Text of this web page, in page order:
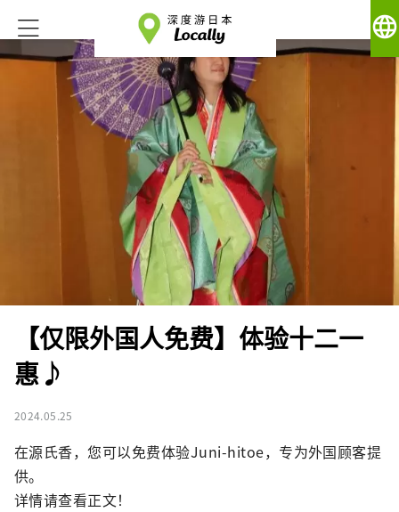
language
【仅限外国人免费】体验十二一
惠♪
2024.05.25
在源氏香，您可以免费体验Juni-hitoe，专为外国顾客提
供。
详情请查看正文！